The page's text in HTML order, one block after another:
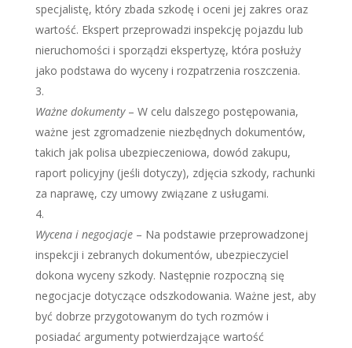
specjalistę, który zbada szkodę i oceni jej zakres oraz
wartość. Ekspert przeprowadzi inspekcję pojazdu lub
nieruchomości i sporządzi ekspertyzę, która posłuży
jako podstawa do wyceny i rozpatrzenia roszczenia.
Ważne dokumenty– W celu dalszego postępowania,
ważne jest zgromadzenie niezbędnych dokumentów,
takich jak polisa ubezpieczeniowa, dowód zakupu,
raport policyjny (jeśli dotyczy), zdjęcia szkody, rachunki
za naprawę, czy umowy związane z usługami.
Wycena i negocjacje– Na podstawie przeprowadzonej
inspekcji i zebranych dokumentów, ubezpieczyciel
dokona wyceny szkody. Następnie rozpoczną się
negocjacje dotyczące odszkodowania. Ważne jest, aby
być dobrze przygotowanym do tych rozmów i
posiadać argumenty potwierdzające wartość